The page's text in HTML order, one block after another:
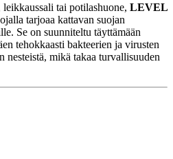
tai potilashuone, LEVEL
tarjoaa kattavan suojan
Se on suunniteltu täyttämään
tehokkaasti bakteerien ja virusten
nesteistä, mikä takaa turvallisuuden